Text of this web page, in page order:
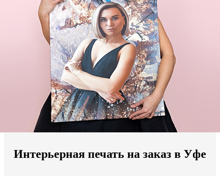
Выберите из списка:
Мы доставляем по всему миру
Продолжить без города
Интерьерная печать на заказ в Уфе